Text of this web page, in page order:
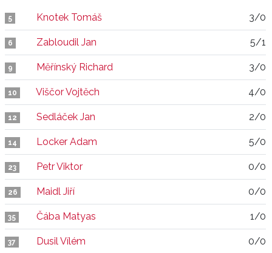
5 Knotek Tomáš 3/0
6 Zabloudil Jan 5/1
9 Měřínský Richard 3/0
10 Viščor Vojtěch 4/0
12 Sedláček Jan 2/0
14 Locker Adam 5/0
23 Petr Viktor 0/0
26 Maidl Jiří 0/0
35 Čába Matyas 1/0
37 Dusil Vílém 0/0